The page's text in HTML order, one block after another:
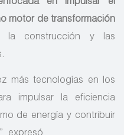
en impulsar el
motor de transformación
construcción y las
más tecnologías en los
impulsar la eficiencia
de energía y contribuir